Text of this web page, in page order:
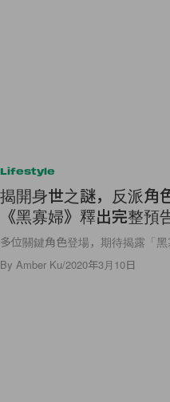
Lifestyle
揭開身世之謎，反派角
《黑寡婦》釋出完整預
多位關鍵角色登場，期待揭露「黑
By Amber Ku/2020年3月10日